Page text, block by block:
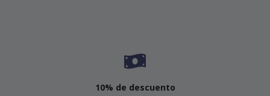
10% de descuento